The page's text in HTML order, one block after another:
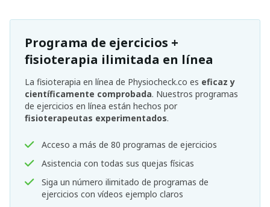
Programa de ejercicios +
fisioterapia ilimitada en línea
La fisioterapia en línea de Physiocheck.co es eficaz y
científicamente comprobada. Nuestros programas
de ejercicios en línea están hechos por
fisioterapeutas experimentados.
Acceso a más de 80 programas de ejercicios
Asistencia con todas sus quejas físicas
Siga un número ilimitado de programas de
ejercicios con vídeos ejemplo claros